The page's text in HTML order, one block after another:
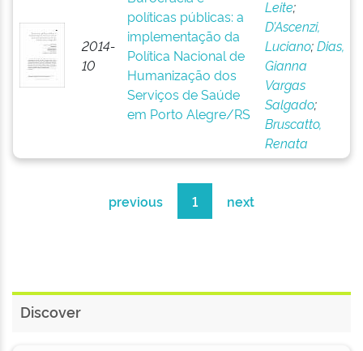
2014-
10
políticas públicas: a
implementação da
Política Nacional de
Humanização dos
Serviços de Saúde
em Porto Alegre/RS
Leite;
D’Ascenzi,
Luciano;Dias,
Gianna
Vargas
Salgado;
Bruscatto,
Renata
previous 1 next
Discover